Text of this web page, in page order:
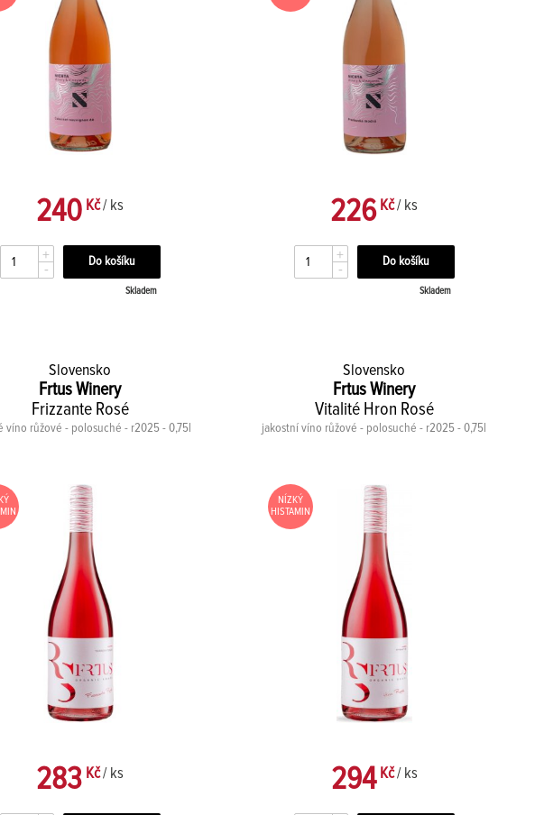
240 Kč/ ks
+
-
Skladem
226 Kč/ ks
+
-
Skladem
Slovensko
Frtus Winery
Frizzante Rosé
víno růžové - polosuché - r2025 - 0,75l
283 Kč/ ks
Slovensko
Frtus Winery
Vitalité Hron Rosé
jakostní víno růžové - polosuché - r2025 - 0,75l
NÍZKÝ
HISTAMIN
294 Kč/ ks